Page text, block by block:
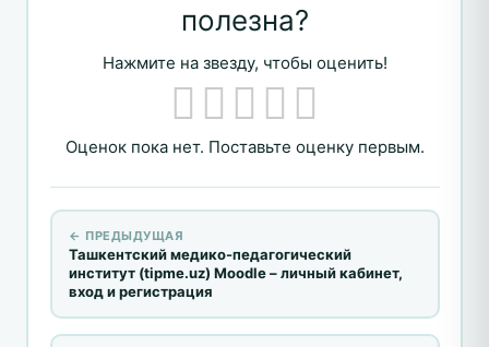
полезна?
Нажмите на звезду, чтобы оценить!
Оценок пока нет. Поставьте оценку первым.
← ПРЕДЫДУЩАЯ
Ташкентский медико-педагогический
институт (tipme.uz) Moodle – личный кабинет,
вход и регистрация